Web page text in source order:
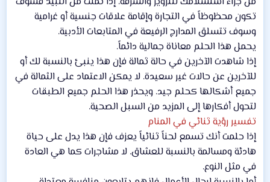
تكون محظوظاً في التجارة وإقامة علاقات جنسية أو غرامية
وسوف تتسلق المدارج الرفيعة في المتابعات الأدبية.
يحمل هذا الحلم معاناة جمالية دائماً.
إذا شاهدت الآخرين في حالة ثمالة فإن هذا ينبئ بالنسبة لك أو
للآخرين عن حالات غير سعيدة. لا يمكن الاعتماد على الثمالة في
جميع أشكالها كحلم جيد. ويحذر هذا الحلم جميع الطبقات
لتحول أفكارها إلى المزيد من السبل الصحية.
تفسير رؤية ثنائي في المنام
إذا حلمت أنك تسمع لحناً ثنائياً يعزف فإن هذا يدل على حياة
هادئة ومسالمة بالنسبة للعشاق. لا مشاجرات كما هي العادة
في مثل النوع.